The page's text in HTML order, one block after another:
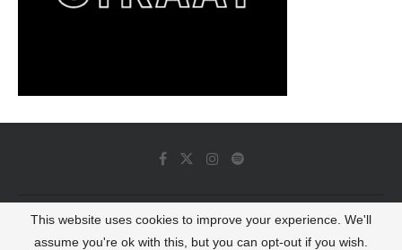
© 2022 - Luminous Dash All Rights Reserved
This website uses cookies to improve your experience. We'll
assume you're ok with this, but you can opt-out if you wish.